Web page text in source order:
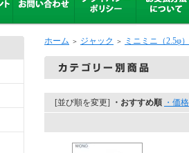
ホーム ＞ ジャック ＞ ミニミニ（2.5φ
[並び順を変更] ・おすすめ順 ・価